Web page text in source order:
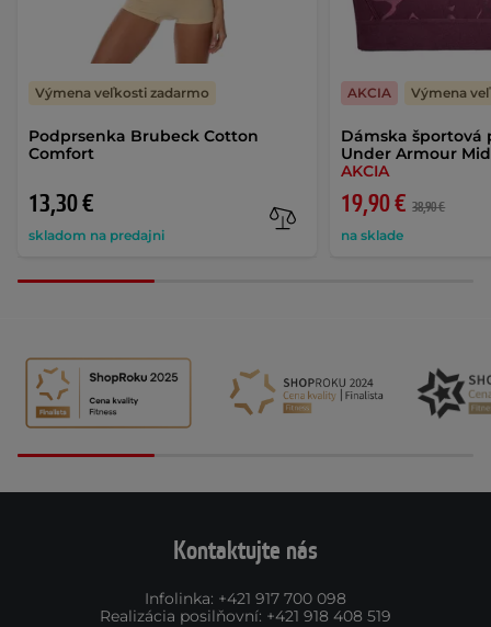
Podprsenka Brubeck Cotton
Comfort
13,30 €
skladom na predajni
Výmena veľkosti zadarmo
Dámska športová
Under Armour
AKCIA
19,90 € 38,90 €
na sklade
AKCIA Výmena
Kontaktujte nás
Infolinka: +421 917 700 098
Realizácia posilňovní: +421 918 408 519